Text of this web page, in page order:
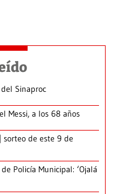
Sinaproc
Messi, a los 68 años
sorteo de este 9 de
Policía Municipal: ‘Ojalá